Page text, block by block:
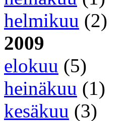
helmikuu (2)
2009
elokuu (5)
heinäkuu (1)
kesäkuu (3)